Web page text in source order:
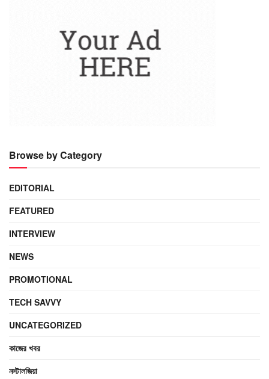
Browse by Category
EDITORIAL
FEATURED
INTERVIEW
NEWS
PROMOTIONAL
TECH SAVVY
UNCATEGORIZED
কাজের খবর
নস্টালজিয়া